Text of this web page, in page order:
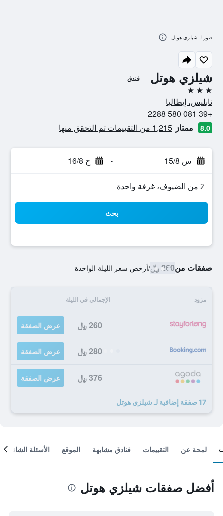
شيلزي هوتل فندق
3 نجوم
نابليس، إيطاليا
+39 081 580 2288
8.0 ممتاز 1,215 من التقييمات تم التحقق منها
س 15/8 - ح 16/8
2 من الضيوف، غرفة واحدة
بحث
صفقات من260 ﷼ /أرخص سعر الليلة الواحدة
مزود الإجمالي في الليلة
260 ﷼ عرض الصفقة
280 ﷼ عرض الصفقة
376 ﷼ عرض الصفقة
17 صفقة إضافية لـ شيلزي هوتل
صور لـ شيلزي هوتل
لمحة عن التقييمات فنادق مشابهة الموقع الأسئلة الشائعة
أفضل صفقات شيلزي هوتل